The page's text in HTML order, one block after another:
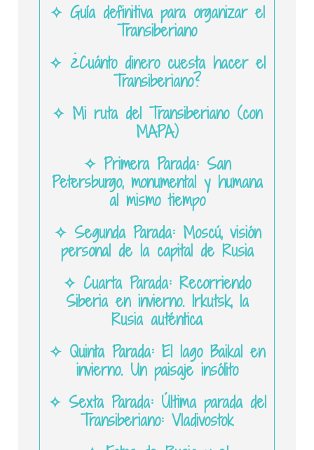
✧ Guía definitiva para organizar el
Transiberiano
✧ ¿Cuánto dinero cuesta hacer el
Transiberiano?
✧ Mi ruta del Transiberiano (con
MAPA)
✧ Primera Parada: San
Petersburgo, monumental y humana
al mismo tiempo
✧ Segunda Parada: Moscú, visión
personal de la capital de Rusia
✧ Cuarta Parada: Recorriendo
Siberia en invierno. Irkutsk, la
Rusia auténtica
✧ Quinta Parada: El lago Baikal en
invierno. Un paisaje insólito
✧ Sexta Parada: Última parada del
Transiberiano: Vladivostok